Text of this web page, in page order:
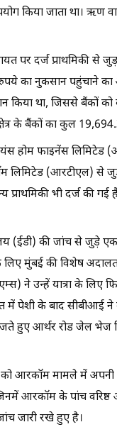
किया जाता था। ऋण
पर दर्ज प्राथमिकी
का नुकसान पहुंचाने
किया था, जिससे बैंकों
के बैंकों का कुल
होम फाइनेंस
(आरटीएल) से जुड़े
भी दर्ज की गई
(ईडी) की जांच से जुड़े
मुंबई की विशेष अदालत
ने उन्हें यात्रा के
में पेशी के बाद सीबीआई
हुए आर्थर रोड जेल भेज
आरकॉम मामले में अपनी
आरकॉम के पांच
जारी रखे हुए है।